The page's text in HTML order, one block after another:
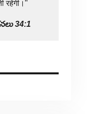
रहेगी।"
34:1